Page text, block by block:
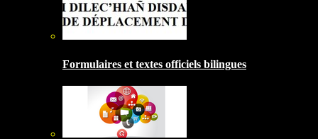
Formulaires et textes officiels bilingues